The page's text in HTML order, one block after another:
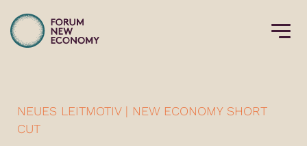
NEUES LEITMOTIV | NEW ECONOMY SHORT
CUT